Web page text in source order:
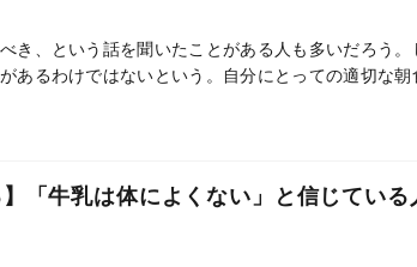
き、という話を聞いたことがある人も多いだろう
あるわけではないという。自分にとっての適切な
】「牛乳は体によくない」と信じてい